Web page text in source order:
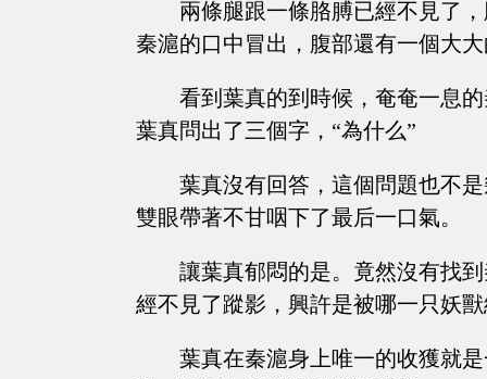
兩條腿跟一條胳膊已經不見了
秦滬的口中冒出，腹部還有一個大
看到葉真的到時候，奄奄一息
葉真問出了三個字，“為什么”
葉真沒有回答，這個問題也不
雙眼帶著不甘咽下了最后一口氣。
讓葉真郁悶的是。竟然沒有找
經不見了蹤影，興許是被哪一只妖
葉真在秦滬身上唯一的收獲就